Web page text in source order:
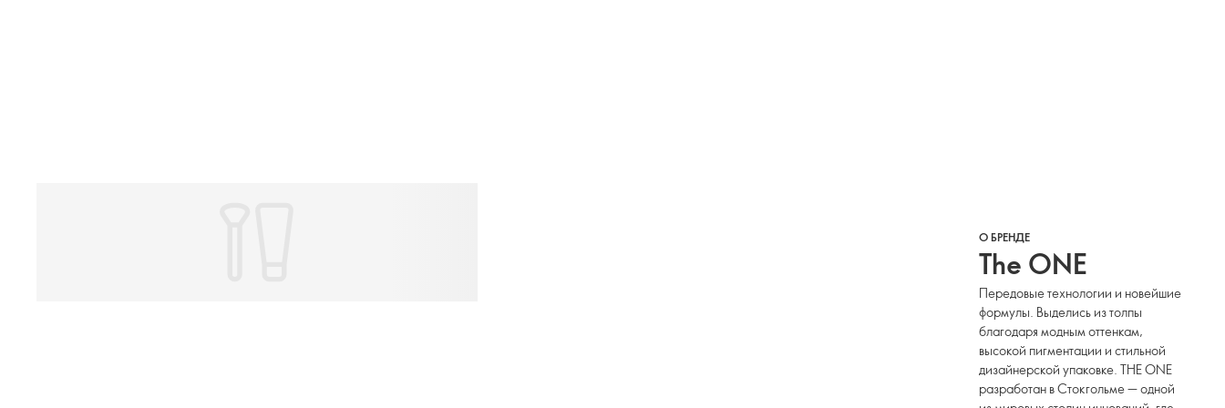
О БРЕНДЕ
The ONE
Передовые технологии и новейшие
формулы. Выделись из толпы
благодаря модным оттенкам,
высокой пигментации и стильной
дизайнерской упаковке. THE ONE
разработан в Стокгольме — одной